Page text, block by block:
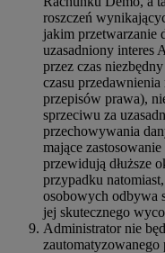
roszczeń
jakim przetwarzanie
uzasadniony interes
przez czas
czasu
przepisów prawa),
sprzeciwu za
przechowywania
mające
przewidują dłuższe
przypadku
osobowych odbywa
jej skutecznego
Administrator nie